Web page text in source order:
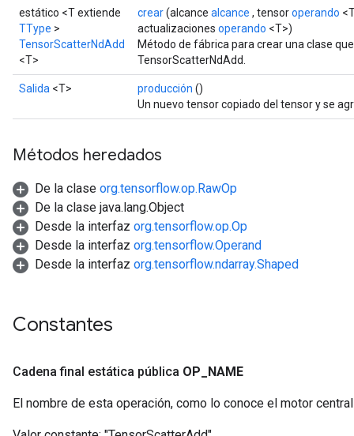
estático <T extiende
TType >
TensorScatterNdAdd
<T>
crear(alcance alcance , tensoroperando
actualizaciones operando <T>)
Método de fábrica para crear una clase
TensorScatterNdAdd.
Salida <T> producción ()
Un nuevo tensor copiado del tensor y se
Métodos heredados
De la clase org.tensorflow.op.RawOp
De la clase java.lang.Object
Desde la interfaz org.tensorflow.op.Op
Desde la interfaz org.tensorflow.Operand
Desde la interfaz org.tensorflow.ndarray.Shaped
Constantes
Cadena final estática pública OP NAME
El nombre de esta operación, como lo conoce el motor